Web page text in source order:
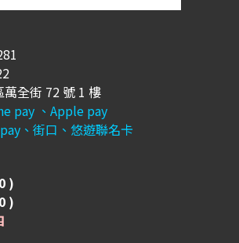
全街 72 號 1 樓
pay 、Apple pay
、街口、悠遊聯名卡
)
)